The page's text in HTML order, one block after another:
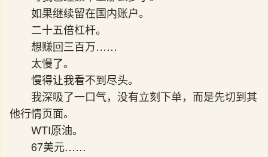
如果继续留在国内账户。
二十五倍杠杆。
想赚回三百万……
太慢了。
慢得让我看不到尽头。
我深吸了一口气，没有立刻下单，而是先切到其
他行情页面。
WTI原油。
67美元……